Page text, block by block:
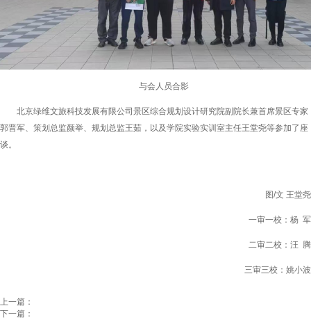
与会人员合影
北京绿维文旅科技发展有限公司景区综合规划设计研究院副院长兼首席景区专家
郭晋军、策划总监颜举、规划总监王茹，以及学院实验实训室主任王堂尧等参加了座
谈。
图/文 王堂尧
一审一校：杨 军
二审二校：汪 腾
三审三校：姚小波
上一篇：
下一篇：